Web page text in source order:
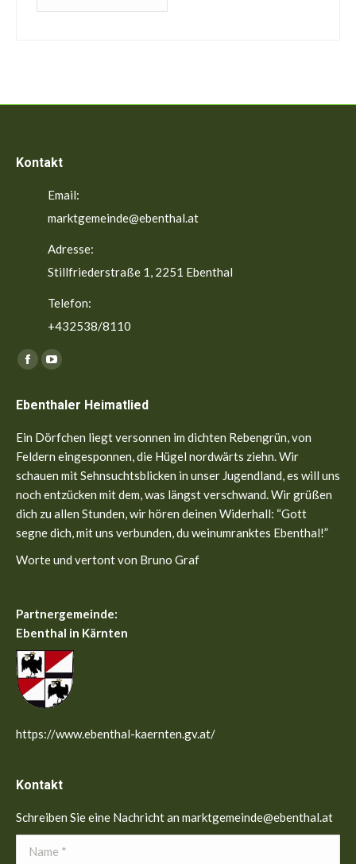
Kontakt
Email:
marktgemeinde@ebenthal.at
Adresse:
Stillfriederstraße 1, 2251 Ebenthal
Telefon:
+432538/8110
Finden Sie uns auf:
Facebook
opens
in
new
window
YouTube
opens
in
new
window
Ebenthaler Heimatlied
Ein Dörfchen liegt versonnen im dichten Rebengrün, von
Feldern eingesponnen, die Hügel nordwärts ziehn. Wir
schauen mit Sehnsuchtsblicken in unser Jugendland, es will uns
noch entzücken mit dem, was längst verschwand. Wir grüßen
dich zu allen Stunden, wir hören deinen Widerhall: “Gott
segne dich, mit uns verbunden, du weinumranktes Ebenthal!”
Worte und vertont von Bruno Graf
Partnergemeinde:
Ebenthal in Kärnten
https://www.ebenthal-kaernten.gv.at/
Kontakt
Schreiben Sie eine Nachricht an marktgemeinde@ebenthal.at
Name *